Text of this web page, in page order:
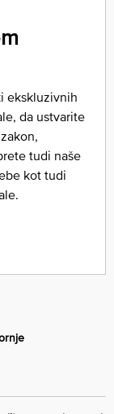
ekskluzivnih
da ustvarite
tudi naše
kot tudi